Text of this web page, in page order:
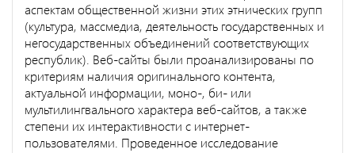
аспектам общественной жизни этих этнических групп
(культура, массмедиа, деятельность государственных и
негосударственных объединений соответствующих
республик). Веб-сайты были проанализированы по
критериям наличия оригинального контента,
актуальной информации, моно-, би- или
мультилингвального характера веб-сайтов, а также
степени их интерактивности с интернет-
пользователями. Проведенное исследование